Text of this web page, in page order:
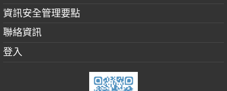
資訊安全管理要點
聯絡資訊
登入